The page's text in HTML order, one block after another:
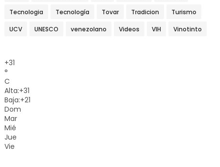
Tecnologia Tecnología Tovar Tradicion Turismo
UCV UNESCO venezolano Videos VIH Vinotinto
+31
°
C
Alta:+31
Baja:+21
Dom
Mar
Mié
Jue
Vie